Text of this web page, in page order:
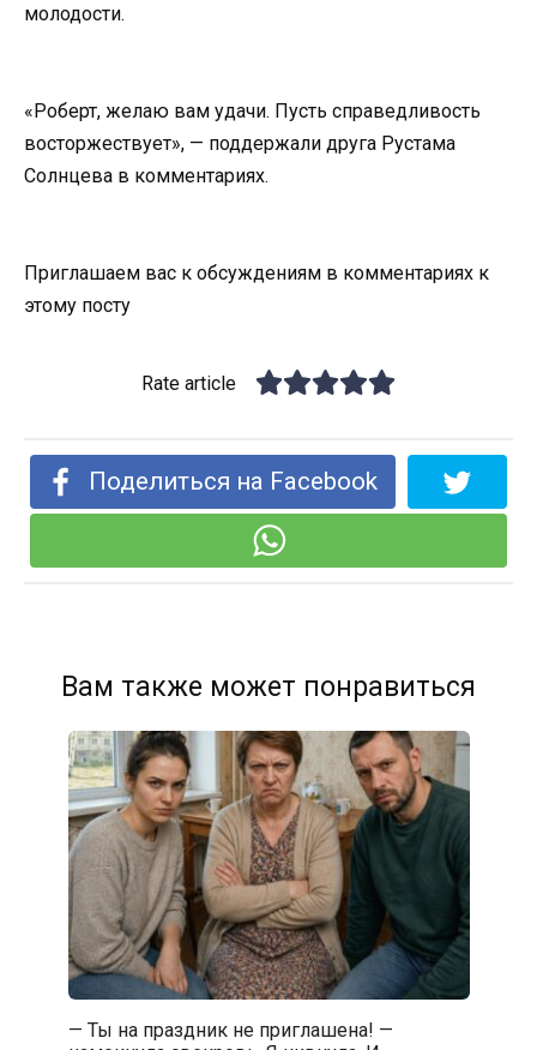
молодости.
«Роберт, желаю вам удачи. Пусть справедливость
восторжествует», — поддержали друга Рустама
Солнцева в комментариях.
Приглашаем вас к обсуждениям в комментариях к
этому посту
Rate article
Поделиться на Facebook
Вам также может понравиться
— Ты на праздник не приглашена! —